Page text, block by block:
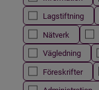
Lagstiftning
Nätverk
Vägledning
Föreskrifter